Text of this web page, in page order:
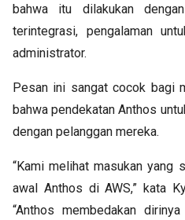
bahwa itu dilakukan
terintegrasi, pengalaman
administrator.
Pesan ini sangat cocok bagi
bahwa pendekatan Anthos
dengan pelanggan mereka.
“Kami melihat masukan yang
awal Anthos di AWS,” kata
“Anthos membedakan